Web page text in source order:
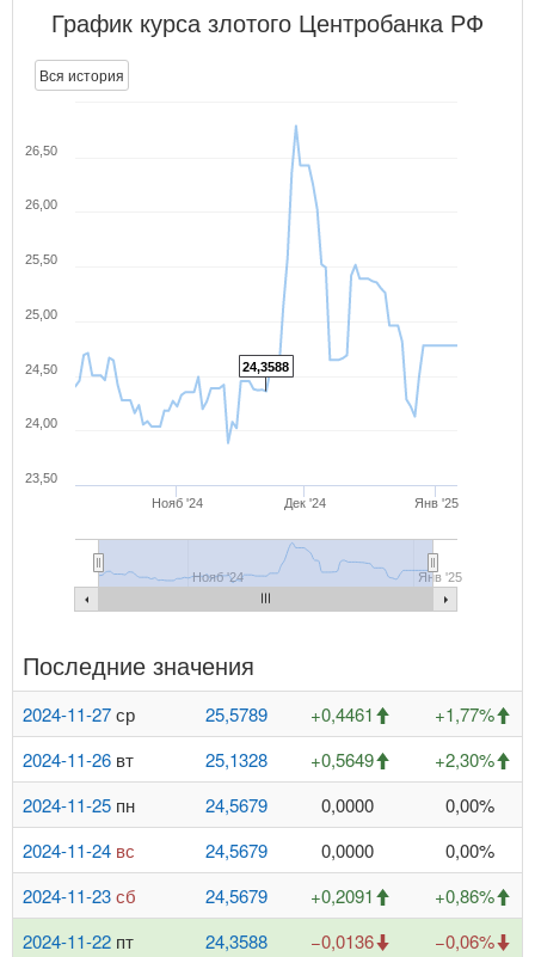
График курса злотого Центробанка РФ
Вся история
24,3588
Нояб '24 Дек '24 Янв '25
Нояб '24 Янв '25
23,50
24,00
24,50
25,00
25,50
26,00
26,50
Последние значения
2024-11-27ср 25,5789 +0,4461
+1,77%
2024-11-26 вт 25,1328 +0,5649
+2,30%
2024-11-25 пн 24,5679 0,0000
0,00%
2024-11-24 вс 24,5679 0,0000
0,00%
2024-11-23сб 24,5679 +0,2091
+0,86%
2024-11-22 пт 24,3588 −0,0136
−0,06%